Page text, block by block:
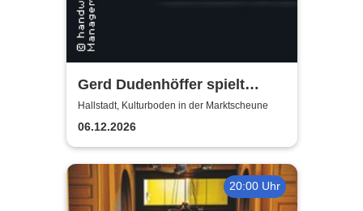
Gerd Dudenhöffer spielt
Heinz Becker
Hallstadt, Kulturboden in der Marktscheune
06.12.2026
20:00 Uhr